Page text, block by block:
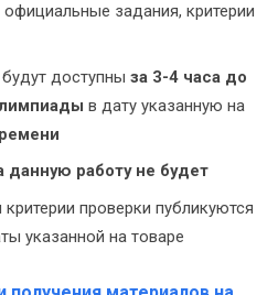
задания, критерии
доступны за 3-4 часа до
в дату указанную на
данную работу не будет
проверки публикуются
указанной на товаре